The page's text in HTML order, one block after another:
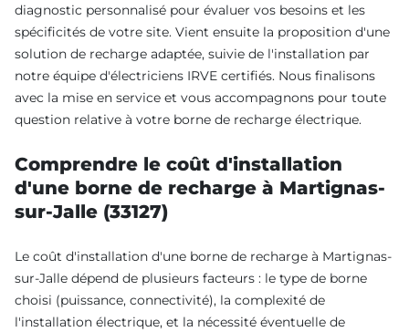
diagnostic personnalisé pour évaluer vos besoins et les
spécificités de votre site. Vient ensuite la proposition d'une
solution de recharge adaptée, suivie de l'installation par
notre équipe d'électriciens IRVE certifiés. Nous finalisons
avec la mise en service et vous accompagnons pour toute
question relative à votre borne de recharge électrique.
Comprendre le coût d'installation
d'une borne de recharge à Martignas-
sur-Jalle (33127)
Le coût d'installation d'une borne de recharge à Martignas-
sur-Jalle dépend de plusieurs facteurs : le type de borne
choisi (puissance, connectivité), la complexité de
l'installation électrique, et la nécessité éventuelle de